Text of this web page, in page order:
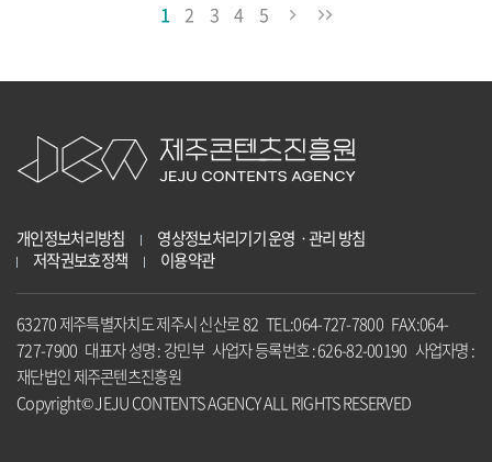
1 2 3 4 5
개인정보처리방침
영상정보처리기기 운영ㆍ관리 방침
저작권보호정책
이용약관
63270 제주특별자치도 제주시 신산로 82 TEL:064-727-7800 FAX:064-
727-7900 대표자 성명 : 강민부 사업자 등록번호 : 626-82-00190 사업자명 :
재단법인 제주콘텐츠진흥원
Copyright© JEJU CONTENTS AGENCY ALL RIGHTS RESERVED